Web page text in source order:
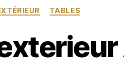
CatégoriesTABLES